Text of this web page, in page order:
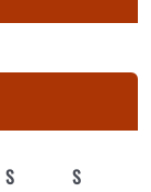
S S